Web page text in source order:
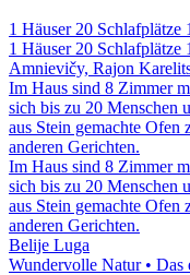
1 Häuser 20 Schlafplätze
1 Häuser 20 Schlafplätze
Amnievičy, Rajon
Im Haus sind 8 Zimmer
sich bis zu 20 Menschen
aus Stein gemachte
anderen Gerichten.
Im Haus sind 8 Zimmer
sich bis zu 20 Menschen
aus Stein gemachte
anderen Gerichten.
Belije Luga
Wundervolle Natur •